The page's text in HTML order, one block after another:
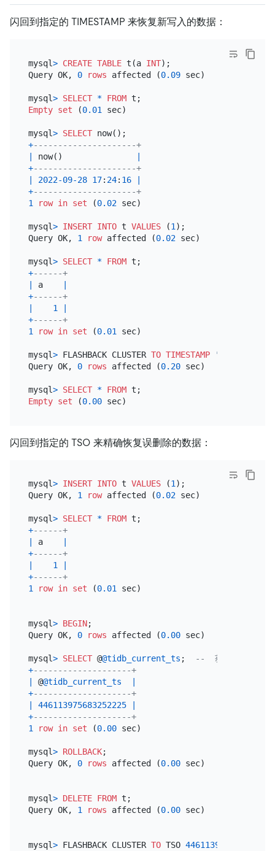
闪回到指定的 TIMESTAMP 来恢复新写入的数据：
mysql> CREATE TABLE t(a INT);
Query OK, 0 rows affected (0.09 sec)
mysql> SELECT * FROM
Empty set (0.01 sec)
mysql> SELECT
+---------------------+
now()
+---------------------+
2022-09-28 17: 24: 16
+---------------------+
1
row in set (0.02 sec)
mysql> INSERT INTO t VALUES (1 );
Query OK, 1 row affected (0.02 sec)
mysql> SELECT * FROM
+------+
a
+------+
1
+------+
1
row in set (0.01 sec)
mysql> FLASHBACK CLUSTER TO TIMESTAMP
'2022-09-28
Query OK, 0 rows affected (0.20 sec)
mysql> SELECT * FROM
Empty set (0.00
闪回到指定的 TSO 来精确恢复误删除的数据：
mysql> INSERT INTO t VALUES (1 );
Query OK, 1 row affected (0.02 sec)
mysql> SELECT * FROM
+------+
a
+------+
1
+------+
1
row in set (0.01 sec)
mysql> BEGIN;
Query OK, 0 rows affected (0.00 sec)
mysql> SELECT @@tidb_current_ts ;
--  获取当前 TSO
+--------------------+
@@tidb_current_ts
+--------------------+
446113975683252225
+--------------------+
1
row in set (0.00 sec)
mysql> ROLLBACK;
Query OK, 0 rows affected (0.00 sec)
mysql> DELETE FROM t;
Query OK, 1 rows affected (0.00 sec)
mysql> FLASHBACK CLUSTER TO TSO 446113975683252225